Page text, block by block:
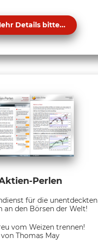
Details bitte...
Perlen
für die unentdeckten
an den Börsen der Welt!
vom Weizen trennen!
von Thomas May